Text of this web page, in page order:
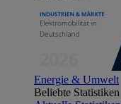
Energie & Umwelt
Beliebte Statistiken